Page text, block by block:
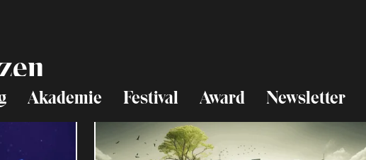
Akademie Festival Award Newsletter